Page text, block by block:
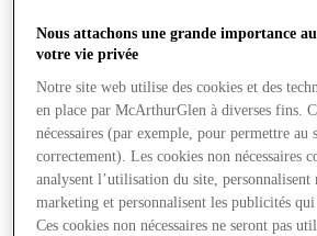
Nous attachons une grande importance
votre vie privée
Notre site web utilise des cookies et des
en place par McArthurGlen à diverses fins.
nécessaires (par exemple, pour permettre au
correctement). Les cookies non nécessaires
analysent l’utilisation du site, personnalisent
marketing et personnalisent les publicités qui
Ces cookies non nécessaires ne seront pas